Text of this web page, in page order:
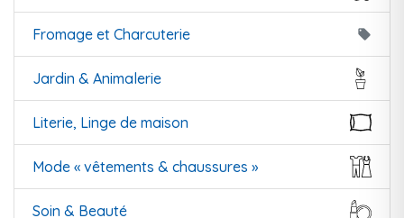
Fromage et Charcuterie local_offer
Jardin & Animalerie
Literie, Linge de maison
Mode « vêtements & chaussures »
Soin & Beauté